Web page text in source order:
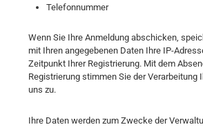
Telefonnummer
Wenn Sie Ihre Anmeldung abschicken,
mit Ihren angegebenen Daten Ihre IP-
Zeitpunkt Ihrer Registrierung. Mit dem
Registrierung stimmen Sie der Verarbeitung
uns zu.
Ihre Daten werden zum Zwecke der